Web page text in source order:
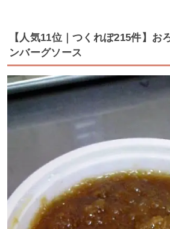
【人気11位｜つくれぽ215件】お
ンバーグソース